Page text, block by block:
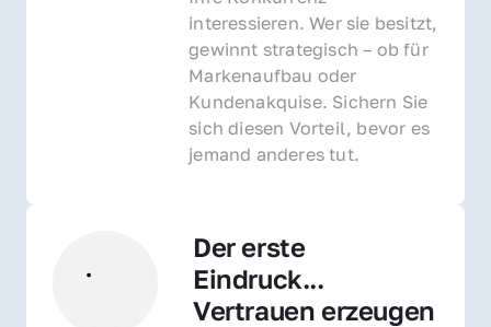
interessieren. Wer sie besitzt,
gewinnt strategisch – ob für
Markenaufbau oder
Kundenakquise. Sichern Sie
sich diesen Vorteil, bevor es
jemand anderes tut.
Der erste
Eindruck...
Vertrauen erzeugen